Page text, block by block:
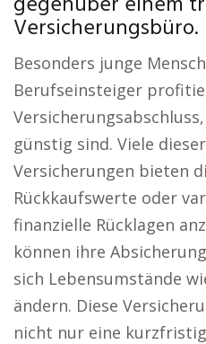
Versicherungsbüro.
Besonders junge
Berufseinsteiger
günstig sind. Viele
Versicherungen bieten
Rückkaufswerte oder
finanzielle Rücklagen
können ihre
sich Lebensumstände
ändern. Diese
nicht nur eine